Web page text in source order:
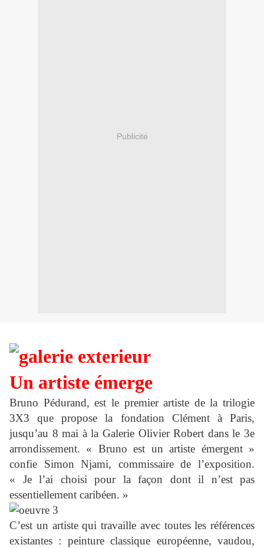
Publicité
Un artiste émerge
Bruno Pédurand, est le premier artiste de la trilogie
3X3 que propose la fondation Clément à Paris,
jusqu’au 8 mai à la Galerie Olivier Robert dans le 3e
arrondissement. « Bruno est un artiste émergent »
confie Simon Njami, commissaire de l’exposition.
« Je l’ai choisi pour la façon dont il n’est pas
essentiellement caribéen. »
C’est un artiste qui travaille avec toutes les références
existantes : peinture classique européenne, vaudou,